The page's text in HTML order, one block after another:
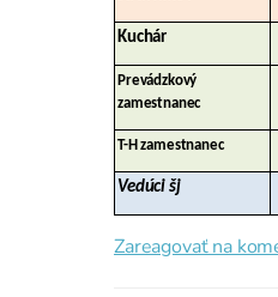
Kuchár
Prevádzkový
zamestnanec
T-H zamestnanec
Vedúci šj
Zareagovať na